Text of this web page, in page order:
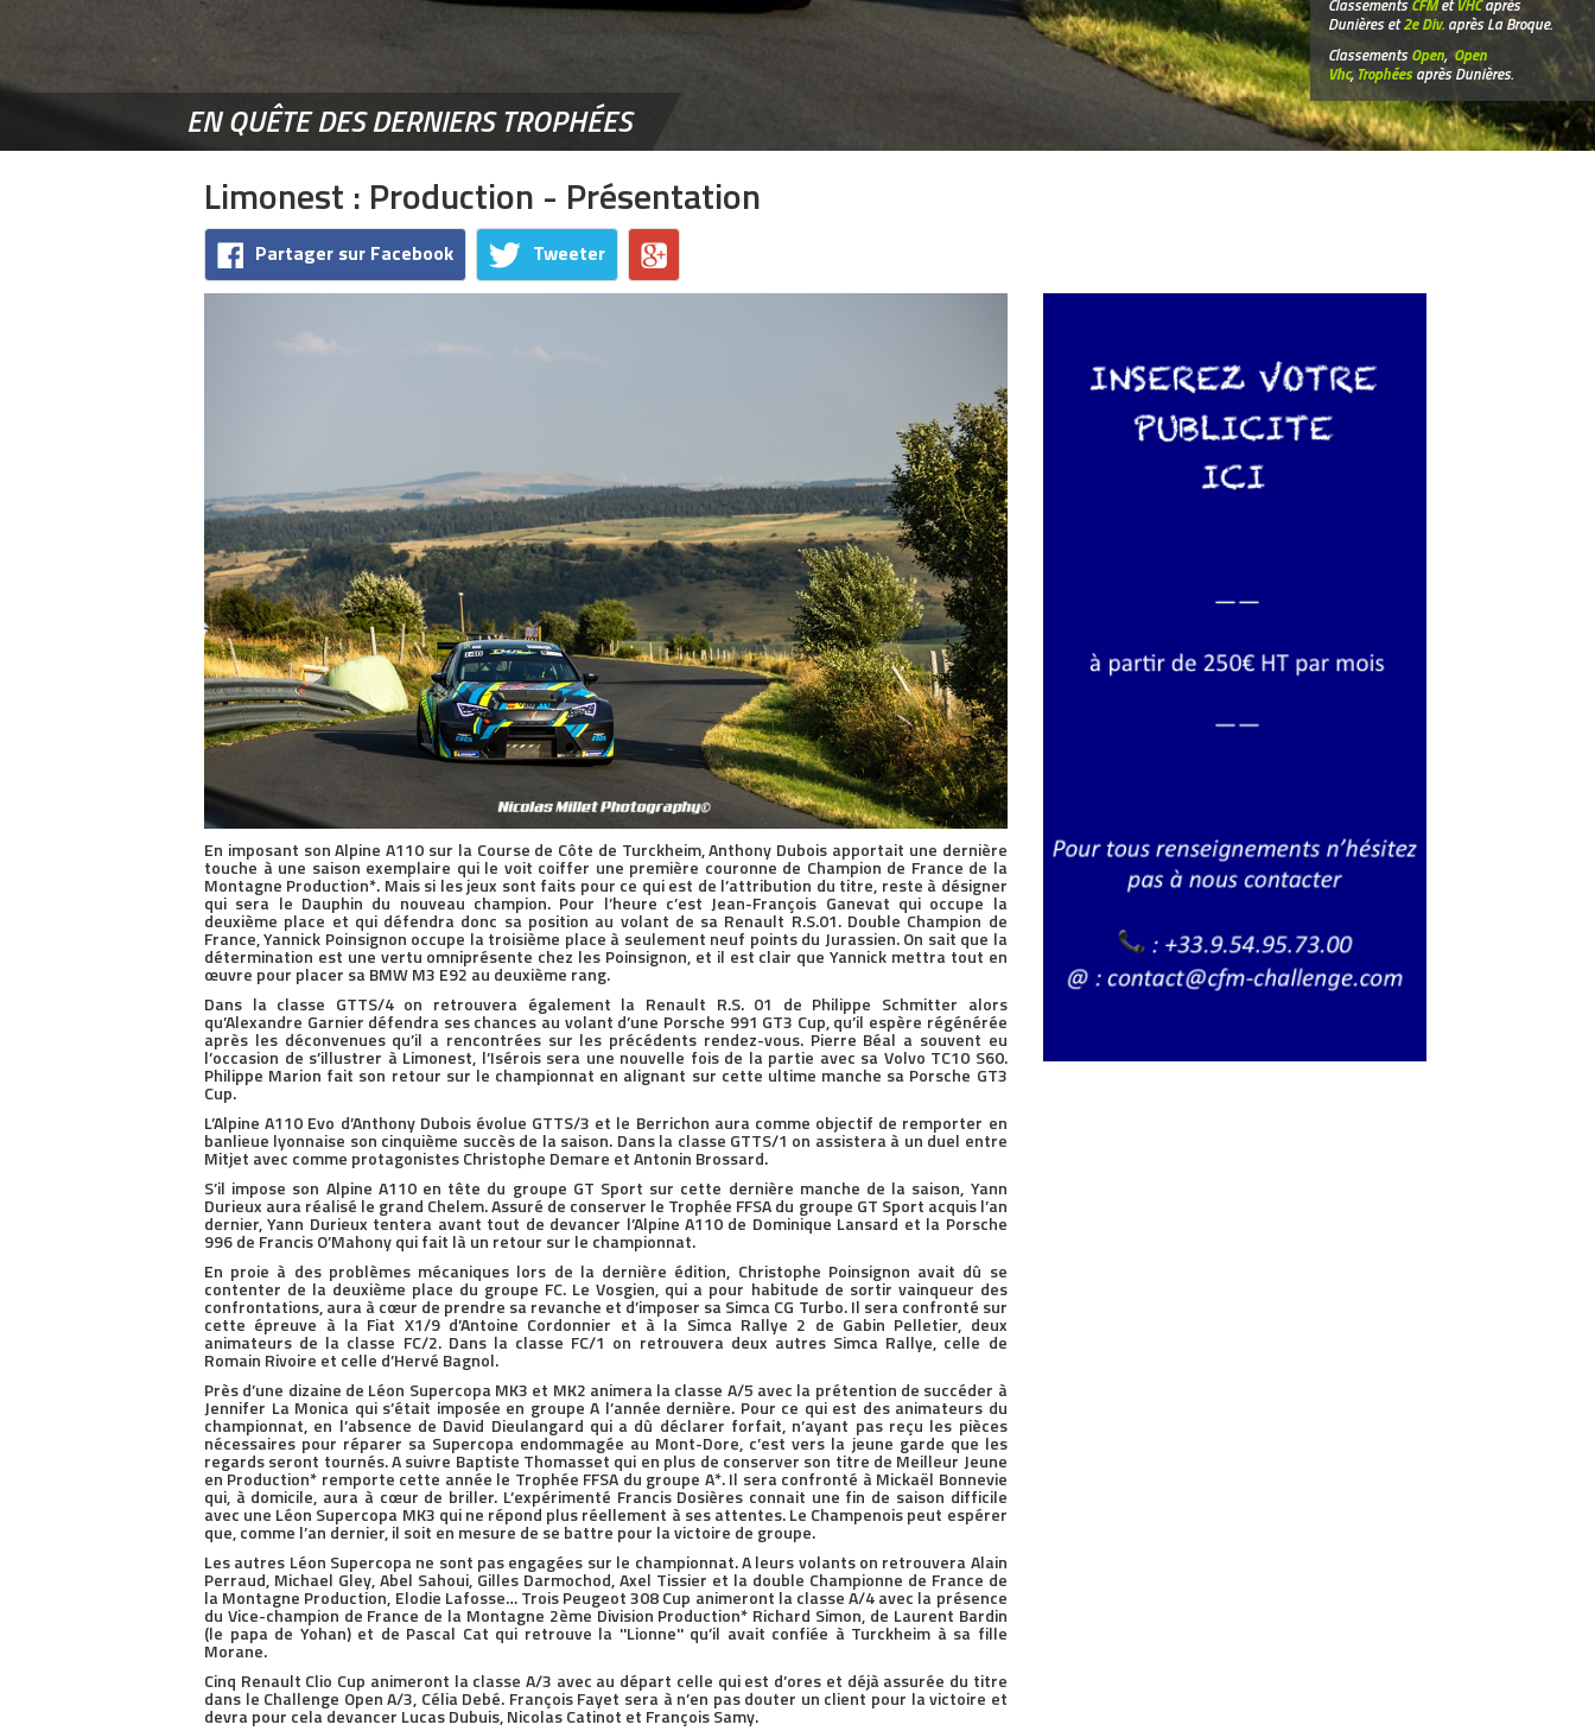
ClassementsCFMetVHCaprès
Dunières et2e Div. après La Broque.
ClassementsOpen,Open
Vhc,Trophéesaprès Dunières.
EN QUÊTE DES DERNIERS TROPHÉES
Limonest : Production - Présentation
Partager sur Facebook Tweeter
En imposant son Alpine A110 sur la Course de Côte de Turckheim, Anthony Dubois apportait une dernière
touche à une saison exemplaire qui le voit coiffer une première couronne de Champion de France de la
Montagne Production*. Mais si les jeux sont faits pour ce qui est de l’attribution du titre, reste à désigner
qui sera le Dauphin du nouveau champion. Pour l’heure c’est Jean-François Ganevat qui occupe la
deuxième place et qui défendra donc sa position au volant de sa Renault R.S.01. Double Champion de
France, Yannick Poinsignon occupe la troisième place à seulement neuf points du Jurassien. On sait que la
détermination est une vertu omniprésente chez les Poinsignon, et il est clair que Yannick mettra tout en
œuvre pour placer sa BMW M3 E92 au deuxième rang.
Dans la classe GTTS/4 on retrouvera également la Renault R.S. 01 de Philippe Schmitter alors
qu’Alexandre Garnier défendra ses chances au volant d’une Porsche 991 GT3 Cup, qu’il espère régénérée
après les déconvenues qu’il a rencontrées sur les précédents rendez-vous. Pierre Béal a souvent eu
l’occasion de s’illustrer à Limonest, l’Isérois sera une nouvelle fois de la partie avec sa Volvo TC10 S60.
Philippe Marion fait son retour sur le championnat en alignant sur cette ultime manche sa Porsche GT3
Cup.
L’Alpine A110 Evo d’Anthony Dubois évolue GTTS/3 et le Berrichon aura comme objectif de remporter en
banlieue lyonnaise son cinquième succès de la saison. Dans la classe GTTS/1 on assistera à un duel entre
Mitjet avec comme protagonistes Christophe Demare et Antonin Brossard.
S’il impose son Alpine A110 en tête du groupe GT Sport sur cette dernière manche de la saison, Yann
Durieux aura réalisé le grand Chelem. Assuré de conserver le Trophée FFSA du groupe GT Sport acquis l’an
dernier, Yann Durieux tentera avant tout de devancer l’Alpine A110 de Dominique Lansard et la Porsche
996 de Francis O’Mahony qui fait là un retour sur le championnat.
En proie à des problèmes mécaniques lors de la dernière édition, Christophe Poinsignon avait dû se
contenter de la deuxième place du groupe FC. Le Vosgien, qui a pour habitude de sortir vainqueur des
confrontations, aura à cœur de prendre sa revanche et d’imposer sa Simca CG Turbo. Il sera confronté sur
cette épreuve à la Fiat X1/9 d’Antoine Cordonnier et à la Simca Rallye 2 de Gabin Pelletier, deux
animateurs de la classe FC/2. Dans la classe FC/1 on retrouvera deux autres Simca Rallye, celle de
Romain Rivoire et celle d’Hervé Bagnol.
Près d’une dizaine de Léon Supercopa MK3 et MK2 animera la classe A/5 avec la prétention de succéder à
Jennifer La Monica qui s’était imposée en groupe A l’année dernière. Pour ce qui est des animateurs du
championnat, en l’absence de David Dieulangard qui a dû déclarer forfait, n’ayant pas reçu les pièces
nécessaires pour réparer sa Supercopa endommagée au Mont-Dore, c’est vers la jeune garde que les
regards seront tournés. A suivre Baptiste Thomasset qui en plus de conserver son titre de Meilleur Jeune
en Production* remporte cette année le Trophée FFSA du groupe A*. Il sera confronté à Mickaël Bonnevie
qui, à domicile, aura à cœur de briller. L’expérimenté Francis Dosières connait une fin de saison difficile
avec une Léon Supercopa MK3 qui ne répond plus réellement à ses attentes. Le Champenois peut espérer
que, comme l’an dernier, il soit en mesure de se battre pour la victoire de groupe.
Les autres Léon Supercopa ne sont pas engagées sur le championnat. A leurs volants on retrouvera Alain
Perraud, Michael Gley, Abel Sahoui, Gilles Darmochod, Axel Tissier et la double Championne de France de
la Montagne Production, Elodie Lafosse… Trois Peugeot 308 Cup animeront la classe A/4 avec la présence
du Vice-champion de France de la Montagne 2ème Division Production* Richard Simon, de Laurent Bardin
(le papa de Yohan) et de Pascal Cat qui retrouve la ''Lionne'' qu’il avait confiée à Turckheim à sa fille
Morane.
Cinq Renault Clio Cup animeront la classe A/3 avec au départ celle qui est d’ores et déjà assurée du titre
dans le Challenge Open A/3, Célia Debé. François Fayet sera à n’en pas douter un client pour la victoire et
devra pour cela devancer Lucas Dubuis, Nicolas Catinot et François Samy.